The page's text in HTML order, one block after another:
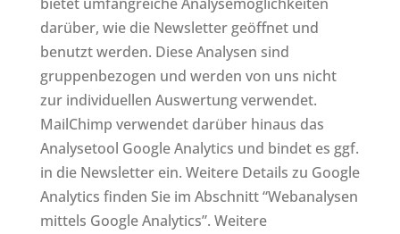
darüber, wie die Newsletter geöffnet und
benutzt werden. Diese Analysen sind
gruppenbezogen und werden von uns nicht
zur individuellen Auswertung verwendet.
MailChimp verwendet darüber hinaus das
Analysetool Google Analytics und bindet es ggf.
in die Newsletter ein. Weitere Details zu Google
Analytics finden Sie im Abschnitt “Webanalysen
mittels Google Analytics”. Weitere